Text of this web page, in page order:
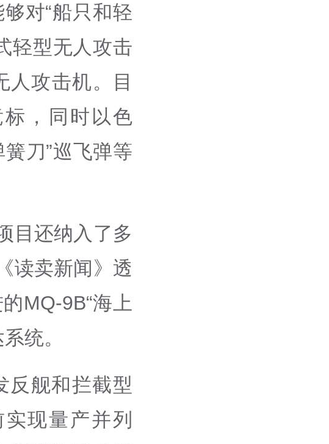
对“船只和轻
轻型无人攻击
人攻击机。目
，同时以色
刀”巡飞弹等
目还纳入了多
读卖新闻》透
MQ-9B“海上
统。
反舰和拦截型
现量产并列